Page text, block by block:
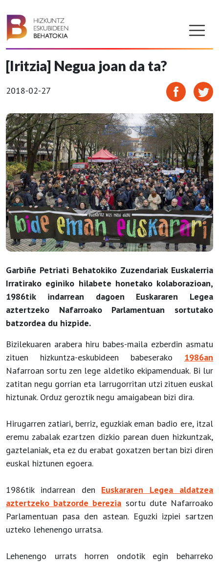
[Iritzia] Negua joan da ta?
2018-02-27
Garbiñe Petriati Behatokiko Zuzendariak Euskalerria
Irratirako eginiko hilabete honetako kolaborazioan,
1986tik indarrean dagoen Euskararen Legea
aztertzeko Nafarroako Parlamentuan sortutako
batzordea du hizpide.
Bizilekuaren arabera hiru babes-maila ezberdin asmatu
zituen hizkuntza-eskubideen babeserako 1986an
Nafarroan sortu zen lege aldetiko ekipamenduak. Bi lur
zatitan negu gorrian eta larrugorritan utzi zituen euskal
hiztunak. Orduz geroztik negu amaigabean bizi dira.
Hirugarren zatiari, berriz, eguzkiak eman badio ere, itzal
eremu zabalak ezartzen dizkio parean duen hizkuntzak,
gaztelaniak, eta ez du erabat goxatzen bertan bizi diren
euskal hiztunen egoera.
1986tik indarrean den Euskararen Legea aldatzea
aztertzeko batzorde berezia sortu dute Nafarroako
Parlamentuan pasa den astean. Eguzki izpiei sartzen
uzteko lehenengo urratsa.
Lehenengo urrats horren ondotik egin beharreko